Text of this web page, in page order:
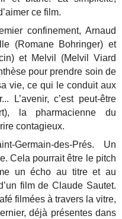
ce film.
confinement, Arnaud
(Romane Bohringer) et
et Melvil (Melvil Viard
pour prendre soin de
vie, ce qui le conduit aux
L’avenir, c’est peut-être
la pharmacienne du
contagieux.
Germain-des-Prés. Un
Cela pourrait être le pitch
un écho au titre et au
film de Claude Sautet.
filmées à travers la vitre,
déjà présentes dans